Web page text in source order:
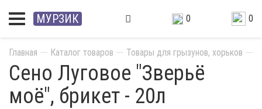
МУРЗИК 0 0
Главная Каталог товаров Товары для грызунов, хорьков
Сено Луговое "Зверьё
моё", брикет - 20л